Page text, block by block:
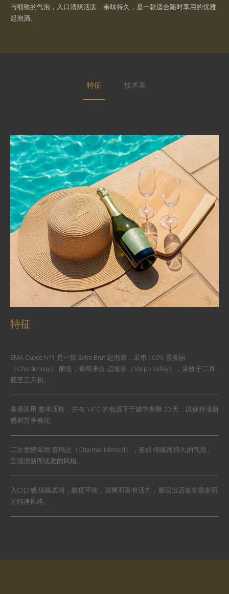
与细致的气泡，入口清爽活泼，余味持久，是一款适合随时享用的优雅
起泡酒。
特征 技术表
特征
EMA Cuvée Nº1 是一款 Extra Brut 起泡酒，采用 100% 霞多丽
（Chardonnay） 酿造，葡萄来自 迈坡谷（Maipo Valley），采收于二月
底至三月初。
基酒采用 整串压榨，并在 14°C 的低温下于罐中发酵 20 天，以保持清新
感和芳香表现。
二次发酵采用 查玛法（Charmat Method），形成 细腻而持久的气泡，
呈现清新而优雅的风格。
入口口感 细腻柔滑，酸度平衡，清爽而富有活力，展现出迈坡谷霞多丽
的纯净风格。